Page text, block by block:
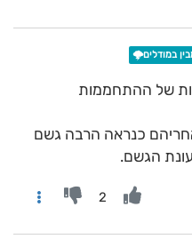
במודלים🌩️
של ההתחממות
כנראה הרבה גשם
הגשם.
2